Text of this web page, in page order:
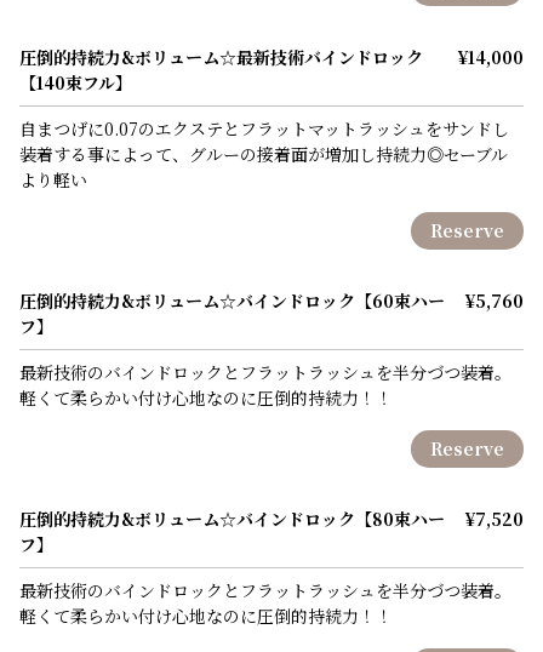
圧倒的持続力&ボリューム☆最新技術バインドロック
【140束フル】
¥14,000
自まつげに0.07のエクステとフラットマットラッシュをサンドし
装着する事によって、グルーの接着面が増加し持続力◎セーブル
より軽い
Reserve
圧倒的持続力&ボリューム☆バインドロック【60束ハー
フ】
¥5,760
最新技術のバインドロックとフラットラッシュを半分づつ装着。
軽くて柔らかい付け心地なのに圧倒的持続力！！
Reserve
圧倒的持続力&ボリューム☆バインドロック【80束ハー
フ】
¥7,520
最新技術のバインドロックとフラットラッシュを半分づつ装着。
軽くて柔らかい付け心地なのに圧倒的持続力！！